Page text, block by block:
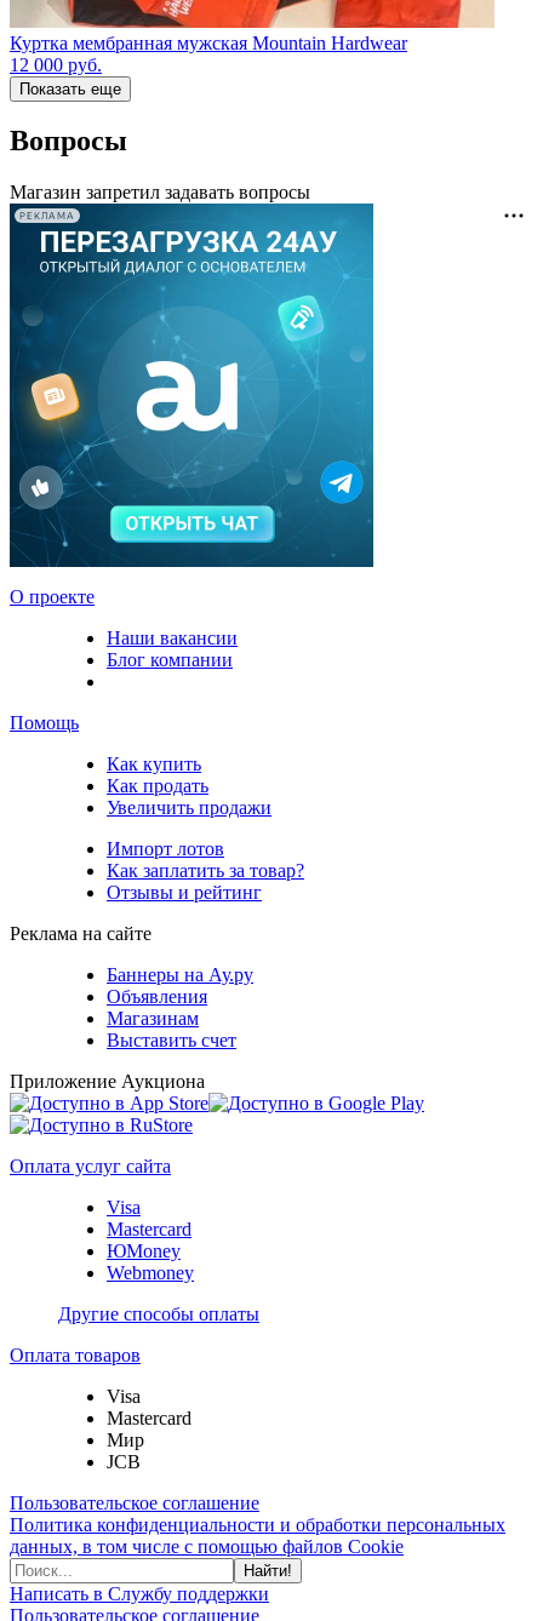
Куртка мембранная мужская Mountain Hardwear
12 000 руб.
Показать еще
Вопросы
Магазин запретил задавать вопросы
РЕКЛАМА
О проекте
Наши вакансии
Блог компании
Помощь
Как купить
Как продать
Увеличить продажи
Импорт лотов
Как заплатить за товар?
Отзывы и рейтинг
Реклама на сайте
Баннеры на Ау.ру
Объявления
Магазинам
Выставить счет
Приложение Аукциона
Оплата услуг сайта
Visa
Mastercard
ЮMoney
Webmoney
Другие способы оплаты
Оплата товаров
Visa
Mastercard
Мир
JCB
Пользовательское соглашение
Политика конфиденциальности и обработки персональных
данных, в том числе с помощью файлов Cookie
Найти!
Написать в Службу поддержки
Пользовательское соглашение